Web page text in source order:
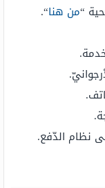
“من هنا“.
نظام الدّفع.